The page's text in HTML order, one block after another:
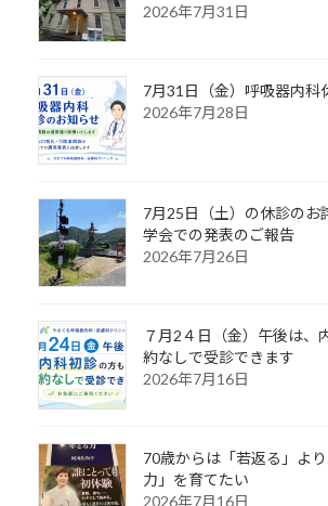
2026年7月31日
7月31日（金）呼吸器内科
2026年7月28日
7月25日（土）の休診のお
学会での発表のご報告
2026年7月26日
７月2４日（金）午後は、
約なしで受診できます
2026年7月16日
70歳からは「若返る」よ
力」を育てたい
2026年7月16日